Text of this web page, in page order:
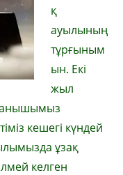
қ
ауылының
тұрғыным
ын. Екі
жыл
кешегі күндей
ұзақ
келген